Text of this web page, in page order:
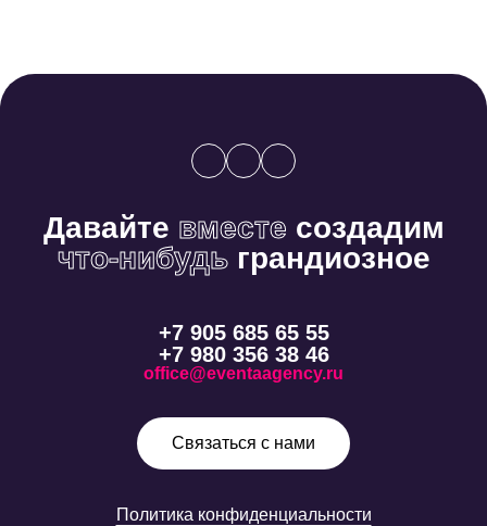
Давайте вместе создадим
что-нибудьграндиозное
+7 905 685 65 55
+7 980 356 38 46
office@eventaagency.ru
Политика конфиденциальности
Связаться с нами